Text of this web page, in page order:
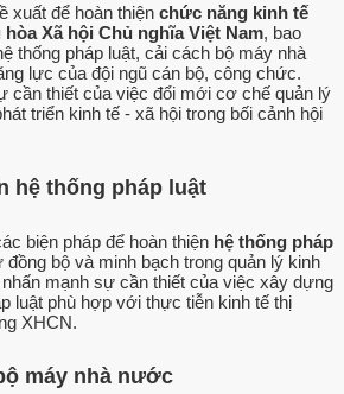
xuất để hoàn thiện chức năng kinh tế
Xã hội Chủ nghĩa Việt Nam, bao
thống pháp luật, cải cách bộ máy nhà
lực của đội ngũ cán bộ, công chức.
cần thiết của việc đổi mới cơ chế quản lý
triển kinh tế - xã hội trong bối cảnh hội
hệ thống pháp luật
biện pháp để hoàn thiện hệ thống pháp
đồng bộ và minh bạch trong quản lý kinh
mạnh sự cần thiết của việc xây dựng
luật phù hợp với thực tiễn kinh tế thị
XHCN.
máy nhà nước